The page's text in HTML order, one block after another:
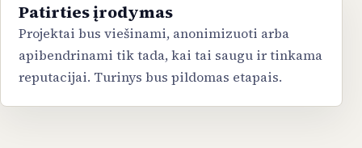
Patirties įrodymas
Projektai bus viešinami, anonimizuoti arba
apibendrinami tik tada, kai tai saugu ir tinkama
reputacijai. Turinys bus pildomas etapais.